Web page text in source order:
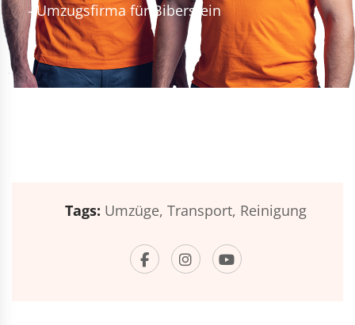
- Umzugsfirma für Biberstein
Tags: Umzüge, Transport, Reinigung